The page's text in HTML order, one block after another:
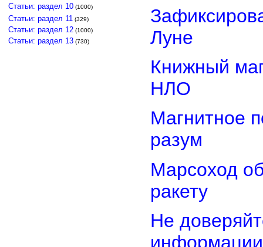
Статьи: раздел 10 (1000)
Статьи: раздел 11 (329)
Статьи: раздел 12 (1000)
Статьи: раздел 13 (730)
Луне
Книжный
НЛО
Магнитное
разум
Марсоход
ракету
Не
информации